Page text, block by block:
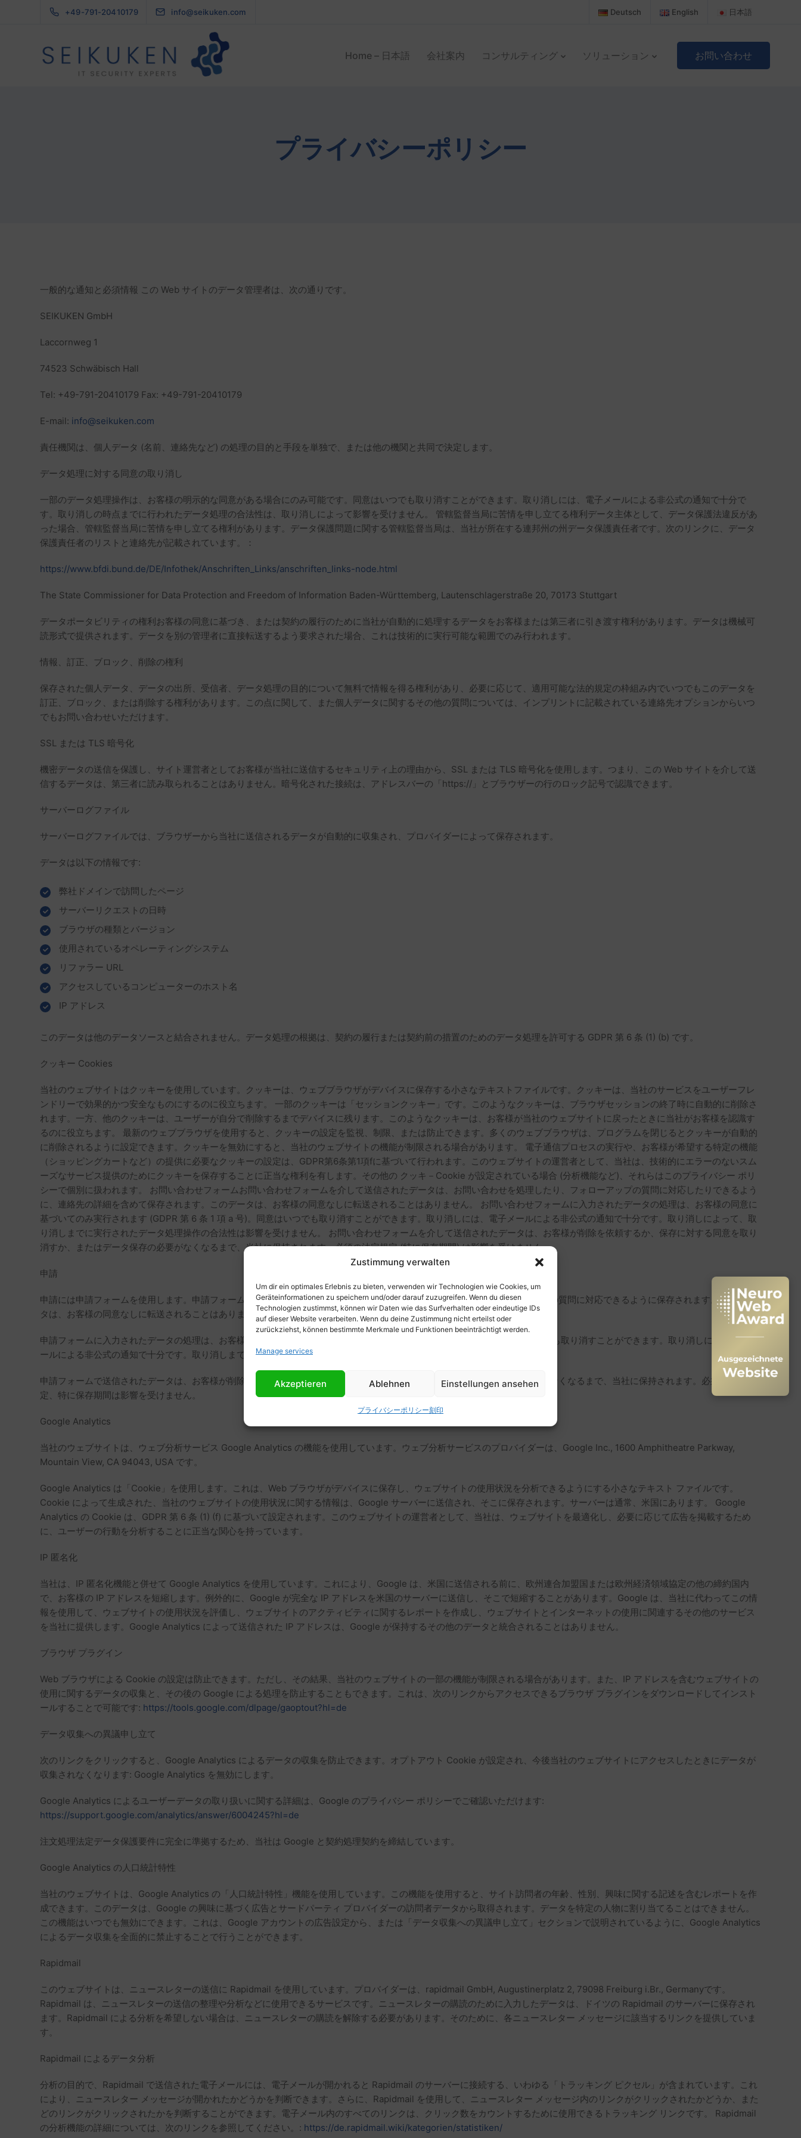
Zustimmung verwalten
Um dir ein optimales Erlebnis zu bieten, verwenden wir Technologien wie Cookies, um
Geräteinformationen zu speichern und/oder darauf zuzugreifen. Wenn du diesen
Technologien zustimmst, können wir Daten wie das Surfverhalten oder eindeutige IDs
auf dieser Website verarbeiten. Wenn du deine Zustimmung nicht erteilst oder
zurückziehst, können bestimmte Merkmale und Funktionen beeinträchtigt werden.
Manage services
Akzeptieren Ablehnen Einstellungen ansehen
プライバシーポリシー刻印
+49-791-20410179 info@seikuken.com Deutsch English 日本語
Home – 日本語 会社案内 コンサルティング ソリューション お問い合わせ
プライバシーポリシー
一般的な通知と必須情報 この Web サイトのデータ管理者は、次の通りです。
SEIKUKEN GmbH
Laccornweg 1
74523 Schwäbisch Hall
Tel: +49-791-20410179 Fax: +49-791-20410179
E-mail: info@seikuken.com
責任機関は、個人データ (名前、連絡先など) の処理の目的と手段を単独で、または他の機関と共同で決定します。
データ処理に対する同意の取り消し
一部のデータ処理操作は、お客様の明示的な同意がある場合にのみ可能です。同意はいつでも取り消すことができます。取り消しには、電子メールによる非公式の通知で十分で
す。取り消しの時点までに行われたデータ処理の合法性は、取り消しによって影響を受けません。 管轄監督当局に苦情を申し立てる権利データ主体として、データ保護法違反があ
った場合、管轄監督当局に苦情を申し立てる権利があります。データ保護問題に関する管轄監督当局は、当社が所在する連邦州の州データ保護責任者です。次のリンクに、データ
保護責任者のリストと連絡先が記載されています。：
https://www.bfdi.bund.de/DE/Infothek/Anschriften_Links/anschriften_links-node.html
The State Commissioner for Data Protection and Freedom of Information Baden-Württemberg, Lautenschlagerstraße 20, 70173 Stuttgart
データポータビリティの権利お客様の同意に基づき、または契約の履行のために当社が自動的に処理するデータをお客様または第三者に引き渡す権利があります。データは機械可
読形式で提供されます。データを別の管理者に直接転送するよう要求された場合、これは技術的に実行可能な範囲でのみ行われます。
情報、訂正、ブロック、削除の権利
保存された個人データ、データの出所、受信者、データ処理の目的について無料で情報を得る権利があり、必要に応じて、適用可能な法的規定の枠組み内でいつでもこのデータを
訂正、ブロック、または削除する権利があります。この点に関して、また個人データに関するその他の質問については、インプリントに記載されている連絡先オプションからいつ
でもお問い合わせいただけます。
SSL または TLS 暗号化
機密データの送信を保護し、サイト運営者としてお客様が当社に送信するセキュリティ上の理由から、SSL または TLS 暗号化を使用します。つまり、この Web サイトを介して送
信するデータは、第三者に読み取られることはありません。暗号化された接続は、アドレスバーの「https://」とブラウザーの行のロック記号で認識できます。
サーバーログファイル
サーバーログファイルでは、ブラウザーから当社に送信されるデータが自動的に収集され、プロバイダーによって保存されます。
データは以下の情報です:
弊社ドメインで訪問したページ
サーバーリクエストの日時
ブラウザの種類とバージョン
使用されているオペレーティングシステム
リファラー URL
アクセスしているコンピューターのホスト名
IP アドレス
このデータは他のデータソースと結合されません。データ処理の根拠は、契約の履行または契約前の措置のためのデータ処理を許可する GDPR 第 6 条 (1) (b) です。
クッキー Cookies
当社のウェブサイトはクッキーを使用しています。クッキーは、ウェブブラウザがデバイスに保存する小さなテキストファイルです。クッキーは、当社のサービスをユーザーフレ
ンドリーで効果的かつ安全なものにするのに役立ちます。 一部のクッキーは「セッションクッキー」です。このようなクッキーは、ブラウザセッションの終了時に自動的に削除さ
れます。一方、他のクッキーは、ユーザーが自分で削除するまでデバイスに残ります。このようなクッキーは、お客様が当社のウェブサイトに戻ったときに当社がお客様を認識す
るのに役立ちます。 最新のウェブブラウザを使用すると、クッキーの設定を監視、制限、または防止できます。多くのウェブブラウザは、プログラムを閉じるとクッキーが自動的
に削除されるように設定できます。クッキーを無効にすると、当社のウェブサイトの機能が制限される場合があります。 電子通信プロセスの実行や、お客様が希望する特定の機能
（ショッピングカートなど）の提供に必要なクッキーの設定は、GDPR第6条第1項fに基づいて行われます。このウェブサイトの運営者として、当社は、技術的にエラーのないスム
ーズなサービス提供のためにクッキーを保存することに正当な権利を有します。その他の クッキ－Cookie が設定されている場合 (分析機能など)、それらはこのプライバシー ポリ
シーで個別に扱われます。 お問い合わせフォームお問い合わせフォームを介して送信されたデータは、お問い合わせを処理したり、フォローアップの質問に対応したりできるよう
に、連絡先の詳細を含めて保存されます。このデータは、お客様の同意なしに転送されることはありません。 お問い合わせフォームに入力されたデータの処理は、お客様の同意に
基づいてのみ実行されます (GDPR 第 6 条 1 項 a 号)。同意はいつでも取り消すことができます。取り消しには、電子メールによる非公式の通知で十分です。取り消しによって、取
り消しまでに実行されたデータ処理操作の合法性は影響を受けません。 お問い合わせフォームを介して送信されたデータは、お客様が削除を依頼するか、保存に対する同意を取り
消すか、またはデータ保存の必要がなくなるまで、当社に保持されます。必須の法定規定 (特に保存期間) は影響を受けません。
申請
申請には申請フォームを使用します。申請フォームで送信されたデータ（連絡先情報を含む）は、申請の処理やフォローアップの質問に対応できるように保存されます。このデー
タは、お客様の同意なしに転送されることはありません。
申請フォームに入力されたデータの処理は、お客様の同意に基づいてのみ行われます（GDPR 第 6 条 1 項 a 号）。同意はいつでも取り消すことができます。取り消しには、電子メ
ールによる非公式の通知で十分です。取り消しまでに行われたデータ処理操作の合法性は、取り消しによって影響を受けません。
申請フォームで送信されたデータは、お客様が削除を依頼するか、保存に対する同意を取り消すか、またはデータ保存の必要がなくなるまで、当社に保持されます。必須の法定規
定、特に保存期間は影響を受けません。
Google Analytics
当社のウェブサイトは、ウェブ分析サービス Google Analytics の機能を使用しています。ウェブ分析サービスのプロバイダーは、Google Inc., 1600 Amphitheatre Parkway,
Mountain View, CA 94043, USA です。
Google Analytics は「Cookie」を使用します。これは、Web ブラウザがデバイスに保存し、ウェブサイトの使用状況を分析できるようにする小さなテキスト ファイルです。
Cookie によって生成された、当社のウェブサイトの使用状況に関する情報は、Google サーバーに送信され、そこに保存されます。サーバーは通常、米国にあります。 Google
Analytics の Cookie は、GDPR 第 6 条 (1) (f) に基づいて設定されます。このウェブサイトの運営者として、当社は、ウェブサイトを最適化し、必要に応じて広告を掲載するため
に、ユーザーの行動を分析することに正当な関心を持っています。
IP 匿名化
当社は、IP 匿名化機能と併せて Google Analytics を使用しています。これにより、Google は、米国に送信される前に、欧州連合加盟国または欧州経済領域協定の他の締約国内
で、お客様の IP アドレスを短縮します。例外的に、Google が完全な IP アドレスを米国のサーバーに送信し、そこで短縮することがあります。Google は、当社に代わってこの情
報を使用して、ウェブサイトの使用状況を評価し、ウェブサイトのアクティビティに関するレポートを作成し、ウェブサイトとインターネットの使用に関連するその他のサービス
を当社に提供します。Google Analytics によって送信された IP アドレスは、Google が保持するその他のデータと統合されることはありません。
ブラウザ プラグイン
Web ブラウザによる Cookie の設定は防止できます。ただし、その結果、当社のウェブサイトの一部の機能が制限される場合があります。また、IP アドレスを含むウェブサイトの
使用に関するデータの収集と、その後の Google による処理を防止することもできます。これは、次のリンクからアクセスできるブラウザ プラグインをダウンロードしてインスト
ールすることで可能です: https://tools.google.com/dlpage/gaoptout?hl=de
データ収集への異議申し立て
次のリンクをクリックすると、Google Analytics によるデータの収集を防止できます。オプトアウト Cookie が設定され、今後当社のウェブサイトにアクセスしたときにデータが
収集されなくなります: Google Analytics を無効にします。
Google Analytics によるユーザーデータの取り扱いに関する詳細は、Google のプライバシー ポリシーでご確認いただけます:
https://support.google.com/analytics/answer/6004245?hl=de
注文処理法定データ保護要件に完全に準拠するため、当社は Google と契約処理契約を締結しています。
Google Analytics の人口統計特性
当社のウェブサイトは、Google Analytics の「人口統計特性」機能を使用しています。この機能を使用すると、サイト訪問者の年齢、性別、興味に関する記述を含むレポートを作
成できます。このデータは、Google の興味に基づく広告とサードパーティ プロバイダーの訪問者データから取得されます。データを特定の人物に割り当てることはできません。
この機能はいつでも無効にできます。これは、Google アカウントの広告設定から、または「データ収集への異議申し立て」セクションで説明されているように、Google Analytics
によるデータ収集を全面的に禁止することで行うことができます。
Rapidmail
このウェブサイトは、ニュースレターの送信に Rapidmail を使用しています。プロバイダーは、rapidmail GmbH, Augustinerplatz 2, 79098 Freiburg i.Br., Germanyです。
Rapidmail は、ニュースレターの送信の整理や分析などに使用できるサービスです。ニュースレターの購読のために入力したデータは、ドイツの Rapidmail のサーバーに保存され
ます。Rapidmail による分析を希望しない場合は、ニュースレターの購読を解除する必要があります。そのために、各ニュースレター メッセージに該当するリンクを提供していま
す。
Rapidmail によるデータ分析
分析の目的で、Rapidmail で送信された電子メールには、電子メールが開かれると Rapidmail のサーバーに接続する、いわゆる「トラッキング ピクセル」が含まれています。これ
により、ニュースレター メッセージが開かれたかどうかを判断できます。さらに、Rapidmail を使用して、ニュースレター メッセージ内のリンクがクリックされたかどうか、また
どのリンクがクリックされたかを判断することができます。電子メール内のすべてのリンクは、クリック数をカウントするために使用できるトラッキング リンクです。 Rapidmail
の分析機能の詳細については、次のリンクを参照してください。: https://de.rapidmail.wiki/kategorien/statistiken/